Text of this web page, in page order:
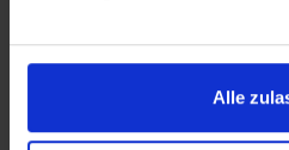
Alle
Persönlicher
Einfester